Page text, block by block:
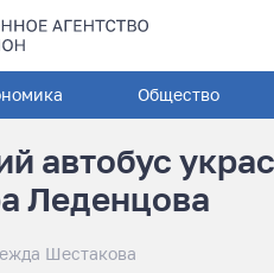
Общество
автобус
Леденцова
Шестакова